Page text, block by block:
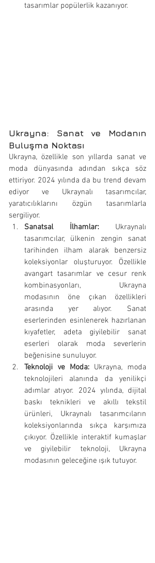
tasarımlar popülerlik kazanıyor.
Ukrayna: Sanat ve Modanın
Buluşma Noktası
Ukrayna, özellikle son yıllarda sanat ve
moda dünyasında adından sıkça söz
ettiriyor. 2024 yılında da bu trend devam
ediyor ve Ukraynalı tasarımcılar,
yaratıcılıklarını özgün tasarımlarla
sergiliyor.
Sanatsal İlhamlar: Ukraynalı
tasarımcılar, ülkenin zengin sanat
tarihinden ilham alarak benzersiz
koleksiyonlar oluşturuyor. Özellikle
avangart tasarımlar ve cesur renk
kombinasyonları, Ukrayna
modasının öne çıkan özellikleri
arasında yer alıyor. Sanat
eserlerinden esinlenerek hazırlanan
kıyafetler, adeta giyilebilir sanat
eserleri olarak moda severlerin
beğenisine sunuluyor.
Teknoloji ve Moda: Ukrayna, moda
teknolojileri alanında da yenilikçi
adımlar atıyor. 2024 yılında, dijital
baskı teknikleri ve akıllı tekstil
ürünleri, Ukraynalı tasarımcıların
koleksiyonlarında sıkça karşımıza
çıkıyor. Özellikle interaktif kumaşlar
ve giyilebilir teknoloji, Ukrayna
modasının geleceğine ışık tutuyor.